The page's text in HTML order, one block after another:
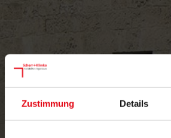
Zustimmung Details